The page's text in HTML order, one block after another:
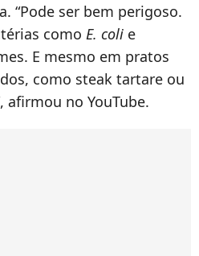
“Pode ser bem perigoso.
como E. coli e
E mesmo em pratos
como steak tartare ou
afirmou no YouTube.